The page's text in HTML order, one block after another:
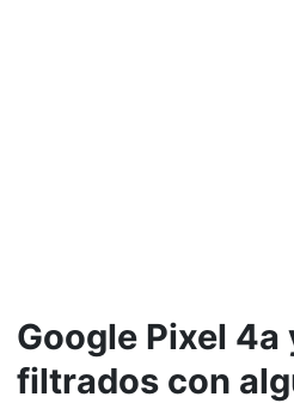
Google Pixel 4a
filtrados con